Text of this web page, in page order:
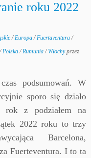
roku 2022
/Europa/Fuertaventura/
/Polska/Rumunia/ Włochyprzez
podsumowań. W
sporo się działo
rok z podziałem na
2022 roku to trzy
Barcelona,
Fuerteventura. I to ta